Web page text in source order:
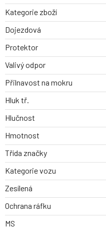
Kategorie zboží
Dojezdová
Protektor
Valivý odpor
Přilnavost na mokru
Hluk tř.
Hlučnost
Hmotnost
Třída značky
Kategorie vozu
Zesílená
Ochrana ráfku
MS